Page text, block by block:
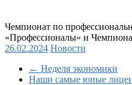
Чемпионат по
«Профессионалы» и
26.02.2024 Новости
← Неделя экономики
Наши самые юные